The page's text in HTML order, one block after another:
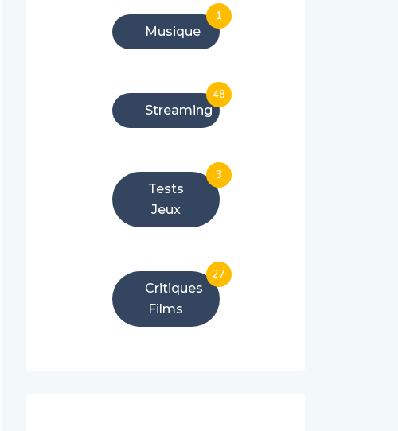
Musique
1
Streaming
48
Tests
Jeux
3
Critiques
Films
27